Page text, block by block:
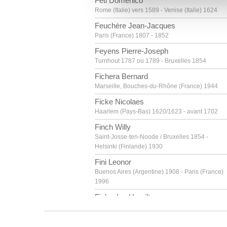
vous leur avez fournies ou
Rome (Italie) vers 1589 - Venise (Italie) 1624
Feuchère Jean-Jacques
Paris (France) 1807 - 1852
Feyens Pierre-Joseph
Turnhout 1787 ou 1789 - Bruxelles 1854
Fichera Bernard
Marseille, Bouches-du-Rhône (France) 1944
Ficke Nicolaes
Haarlem (Pays-Bas) 1620/1623 - avant 1702
Finch Willy
Saint-Josse-ten-Noode / Bruxelles 1854 -
Helsinki (Finlande) 1930
Fini Leonor
Buenos Aires (Argentine) 1908 - Paris (France)
1996
Finlay Ian Hamilton